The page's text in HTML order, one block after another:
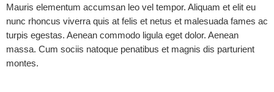
Mauris elementum accumsan leo vel tempor. Aliquam et elit eu
nunc rhoncus viverra quis at felis et netus et malesuada fames ac
turpis egestas. Aenean commodo ligula eget dolor. Aenean
massa. Cum sociis natoque penatibus et magnis dis parturient
montes.